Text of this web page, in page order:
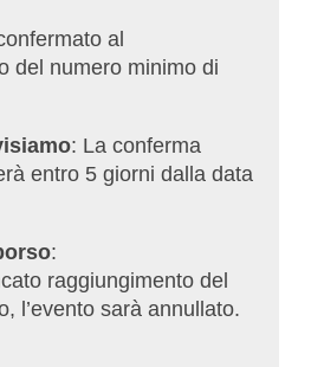
al
del numero minimo di
: La conferma
entro 5 giorni dalla data
:
raggiungimento del
l’evento sarà annullato.